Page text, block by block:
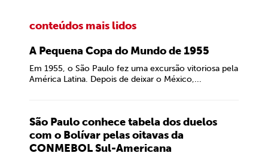
conteúdos mais lidos
A Pequena Copa do Mundo de 1955
Em 1955, o São Paulo fez uma excursão vitoriosa pela
América Latina. Depois de deixar o México,...
São Paulo conhece tabela dos duelos
com o Bolívar pelas oitavas da
CONMEBOL Sul-Americana